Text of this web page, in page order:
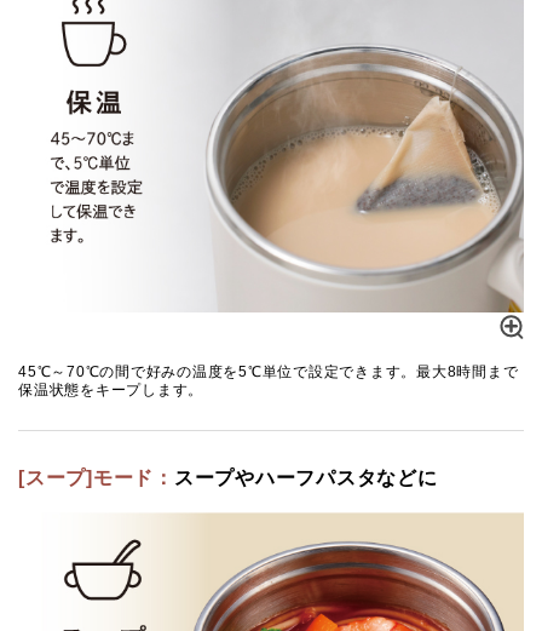
45℃～70℃の間で好みの温度を5℃単位で設定できます。最大8時間まで
保温状態をキープします。
[スープ]モード： スープやハーフパスタなどに